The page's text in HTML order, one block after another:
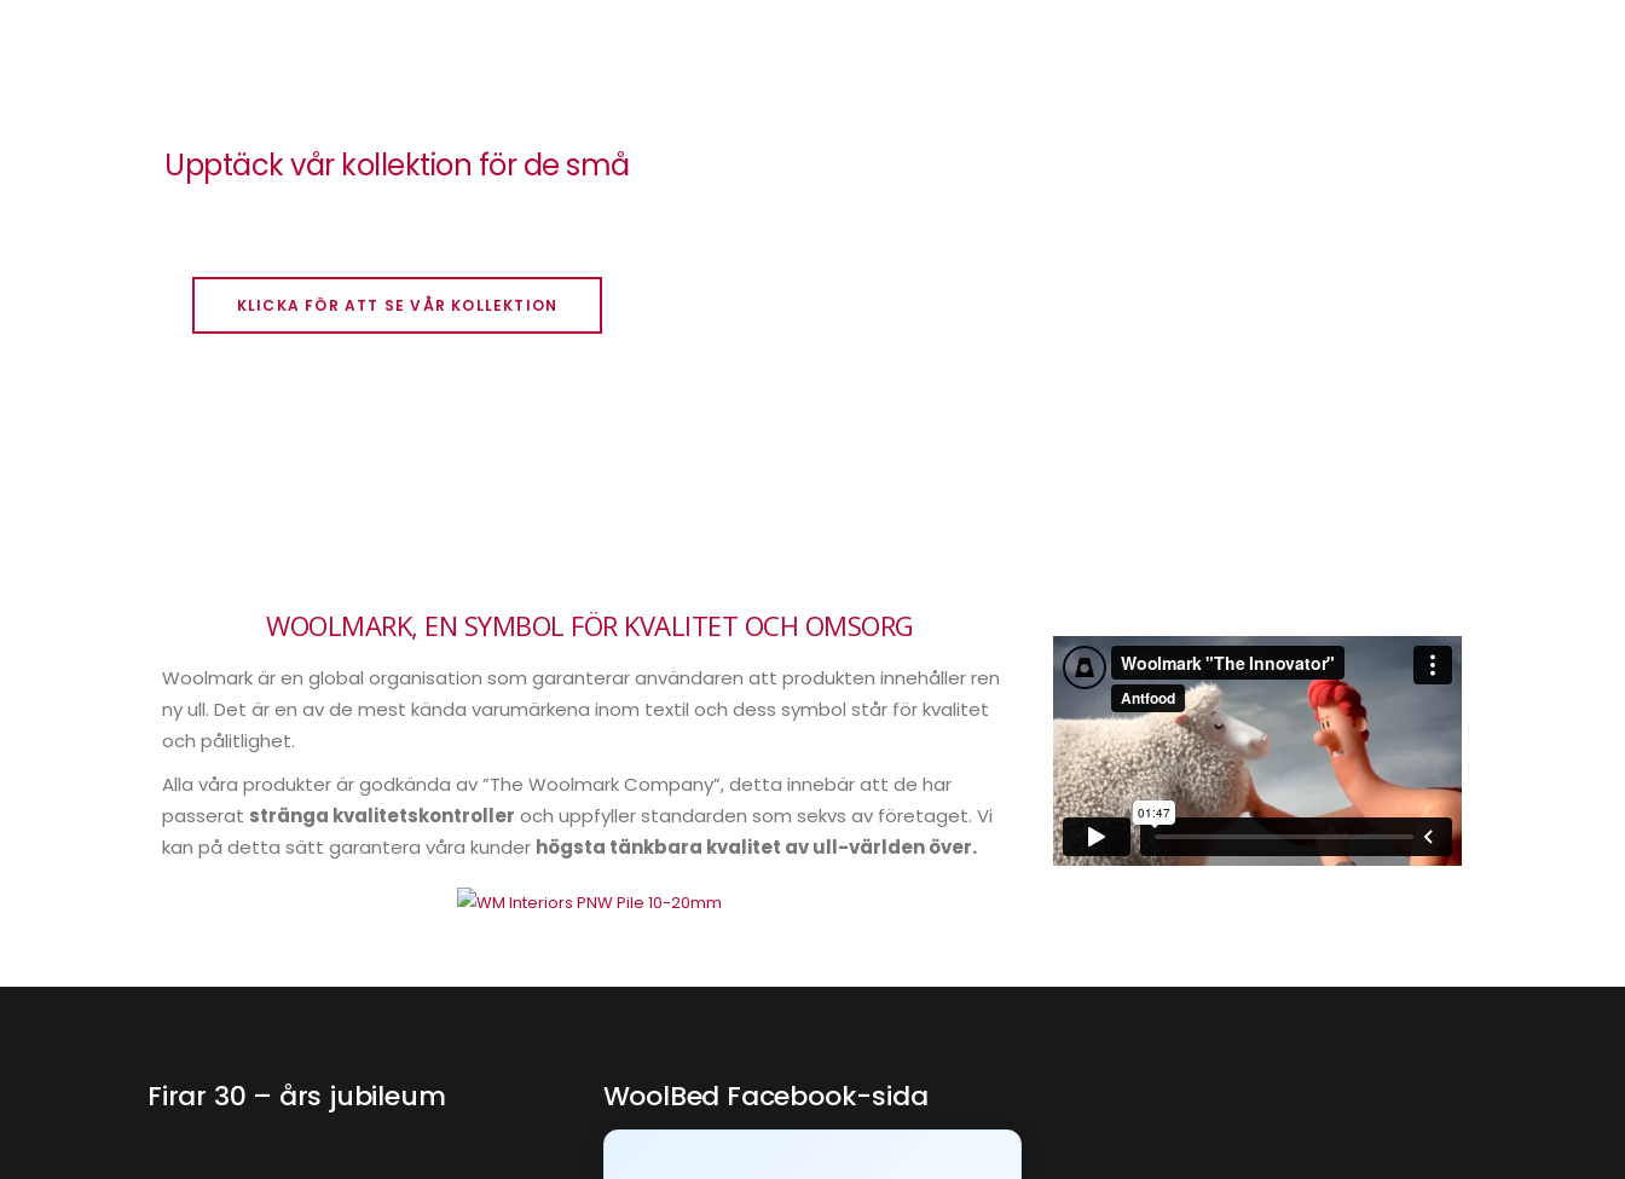
Upptäck vår kollektion för de små
KLICKA FÖR ATT SE VÅR KOLLEKTION
WOOLMARK, EN SYMBOL FÖR KVALITET OCH OMSORG
Woolmark är en global organisation som garanterar användaren att produkten innehåller ren
ny ull. Det är en av de mest kända varumärkena inom textil och dess symbol står för kvalitet
och pålitlighet.
Alla våra produkter är godkända av ”The Woolmark Company”, detta innebär att de har
passerat stränga kvalitetskontroller och uppfyller standarden som sekvs av företaget. Vi
kan på detta sätt garantera våra kunder högsta tänkbara kvalitet av ull-världen över.
Firar 30 – års jubileum WoolBed Facebook-sida